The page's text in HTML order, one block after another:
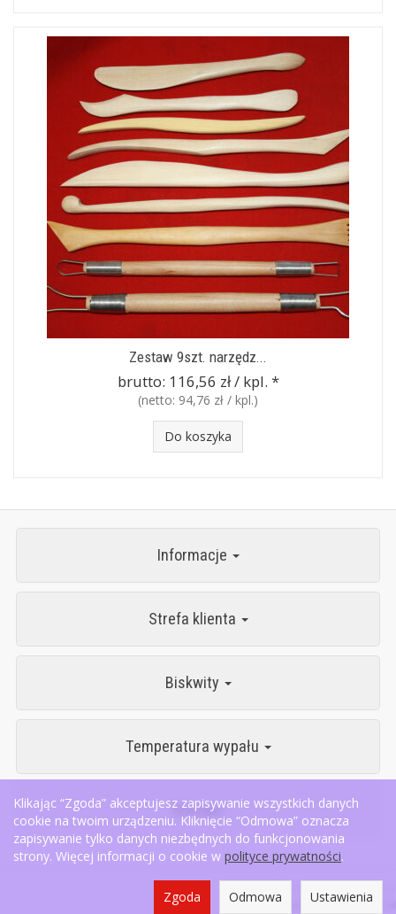
Zestaw 9szt. narzędz...
brutto: 116,56 zł / kpl. *
(netto: 94,76 zł / kpl.)
Do koszyka
Informacje
Strefa klienta
Biskwity
Temperatura wypału
Kontakt
Sklep internetowy SOTESHOP AI
Klikając “Zgoda” akceptujesz zapisywanie wszystkich danych
cookie na twoim urządzeniu. Kliknięcie “Odmowa” oznacza
zapisywanie tylko danych niezbędnych do funkcjonowania
strony. Więcej informacji o cookie w polityce prywatności.
Ustawienia
Odmowa
Zgoda